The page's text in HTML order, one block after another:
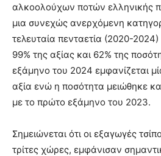
αλκοολούχων ποτών ελληνικής
μια συνεχώς ανερχόμενη
τελευταία πενταετία (2020-
99% της αξίας και 62% της
εξάμηνο του 2024 εμφανίζεται
αξία ενώ η ποσότητα μειώθηκε
με το πρώτο εξάμηνο του 2023.
Σημειώνεται ότι οι εξαγωγές
τρίτες χώρες, εμφάνισαν